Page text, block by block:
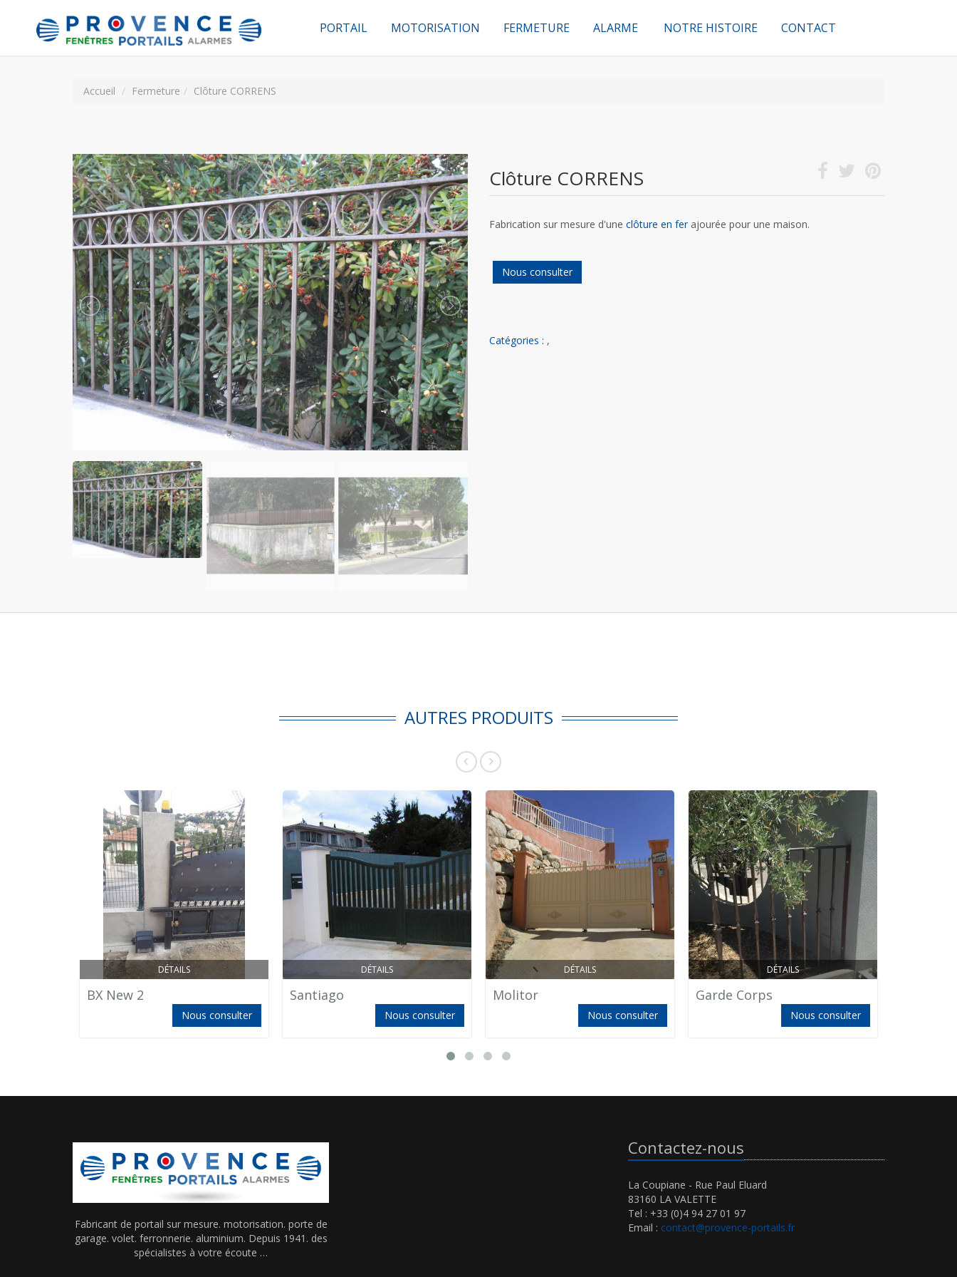
PORTAIL MOTORISATION FERMETURE ALARME NOTRE HISTOIRE CONTACT
Accueil Fermeture Clôture CORRENS
Clôture CORRENS
Fabrication sur mesure d'une clôture en ferajourée pour une maison.
Nous consulter
Catégories : ,
AUTRES PRODUITS
DÉTAILS
BX New 2
Nous consulter
DÉTAILS
Santiago
Nous consulter
DÉTAILS
Molitor
Nous consulter
DÉTAILS
Garde Corps
Nous consulter
Fabricant de portail sur mesure. motorisation. porte de
garage. volet. ferronnerie. aluminium. Depuis 1941. des
spécialistes à votre écoute …
Contactez-nous
La Coupiane - Rue Paul Eluard
83160 LA VALETTE
Tel : +33 (0)4 94 27 01 97
Email : contact@provence-portails.fr